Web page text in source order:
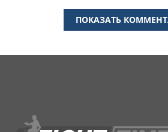
ПОКАЗАТЬ